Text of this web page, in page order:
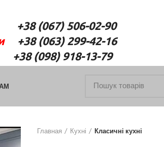
(067) 506-02-90
+38 (063) 299-42-16
918-13-79
Главная Кухні Класичні кухні